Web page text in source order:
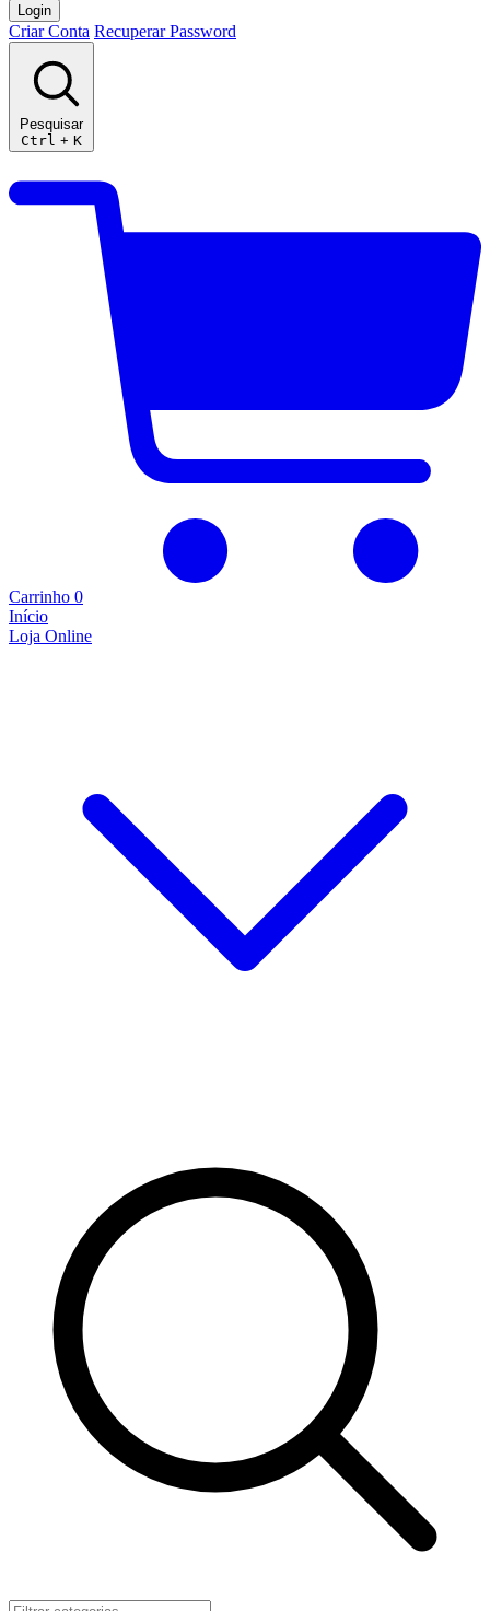
Login
Criar Conta Recuperar Password
Pesquisar
Ctrl + K
Carrinho 0
Início
Loja Online